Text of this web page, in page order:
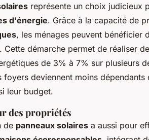
représente un choix judicieux
d'énergie. Grâce à la capacité de
, les ménages peuvent bénéficier
. Cette démarche permet de réaliser
de 3% à 7% sur plusieurs
deviennent moins dépendants
leur budget.
des propriétés
de panneaux solaires a aussi pour